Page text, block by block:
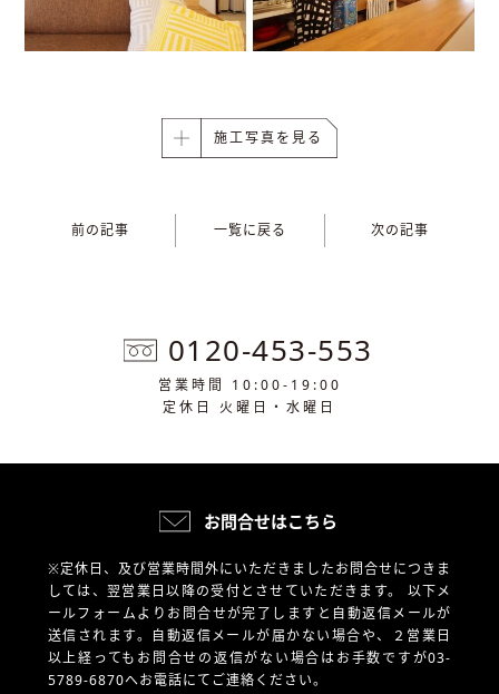
施工写真を見る
前の記事 一覧に戻る 次の記事
0120-453-553
営業時間 10:00-19:00
定休日 火曜日・水曜日
お問合せはこちら
※定休日、及び営業時間外にいただきましたお問合せにつきま
しては、翌営業日以降の受付とさせていただきます。 以下メ
ールフォームよりお問合せが完了しますと自動返信メールが
送信されます。自動返信メールが届かない場合や、
２営業日
以上経ってもお問合せの返信がない場合はお手数ですが03-
5789-6870へお電話にてご連絡ください。